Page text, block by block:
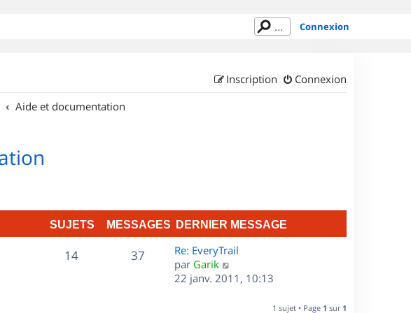
Connexion
Connexion
Inscription
Aide et documentation
SUJETS MESSAGES DERNIER MESSAGE
14S
37M
D
e
r
Re: EveryTrail
par Garik
o
22 janv. 2011, 10:13
1 sujet • Page 1 sur 1